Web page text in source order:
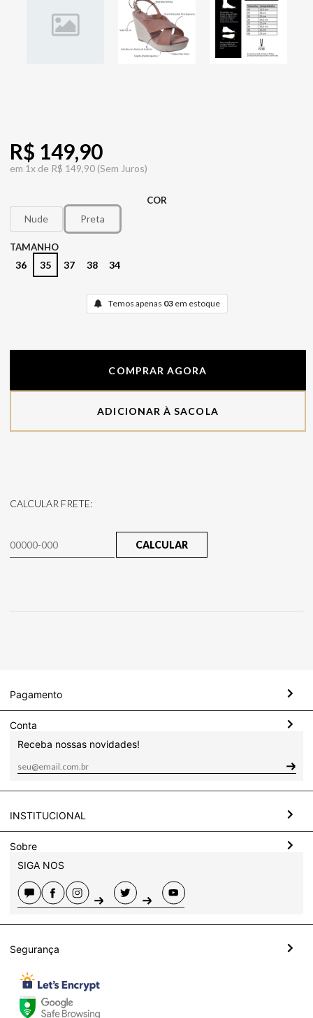
R$ 149,90
em 1x de R$ 149,90 (Sem Juros)
COR
Nude Preta
TAMANHO
36 35 37 38 34
Temos apenas 03em estoque
COMPRAR AGORA
ADICIONAR À SACOLA
CALCULAR FRETE:
CALCULAR
Pagamento
Conta
Receba nossas novidades!
INSTITUCIONAL
Sobre
SIGA NOS
Segurança